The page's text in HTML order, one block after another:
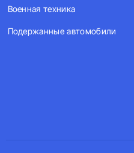
Военная техника
Подержанные автомобили